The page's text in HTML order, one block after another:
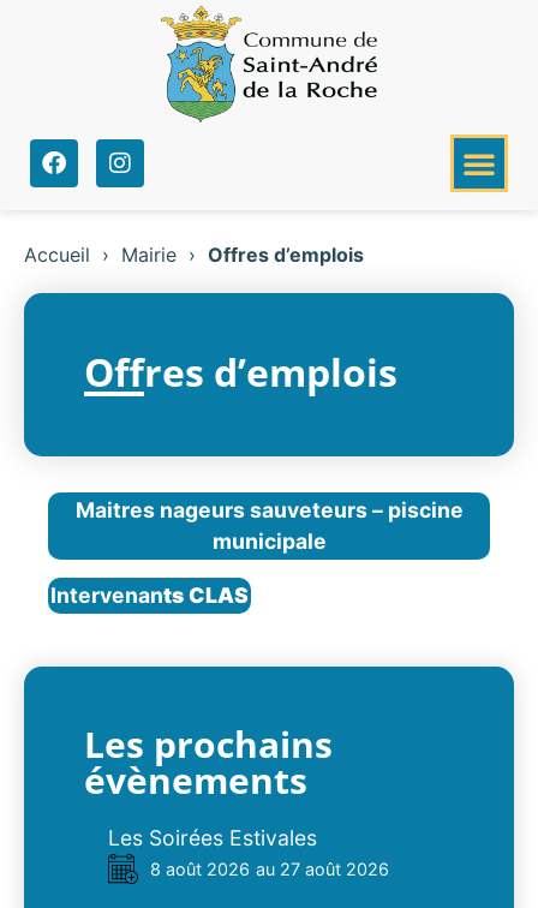
Accueil › Mairie › Offres d’emplois
Offres d’emplois
Maitres nageurs sauveteurs – piscine
municipale
Intervenants CLAS
Les prochains
évènements
Les Soirées Estivales
8 août 2026 au 27 août 2026